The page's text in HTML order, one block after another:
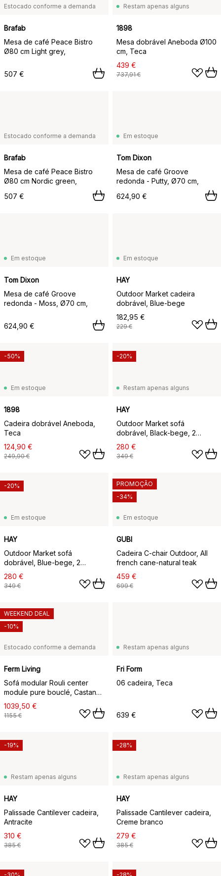
Estocado conforme a demanda
Brafab
Mesa de café Peace Bistro
Ø80 cm Light grey,
507 €
Restam apenas alguns
1898
Mesa dobrável Aneboda Ø100
cm, Teca
439 €
737,91 €
Estocado conforme a demanda
Brafab
Mesa de café Peace Bistro
Ø80 cm Nordic green,
507 €
Em estoque
Tom Dixon
Mesa de café Groove
redonda - Putty, Ø70 cm,
624,90 €
Em estoque
Tom Dixon
Mesa de café Groove
redonda - Moss, Ø70 cm,
624,90 €
Em estoque
HAY
Outdoor Market cadeira
dobrável, Blue-bege
182,95 €
229 €
Em estoque
1898
Cadeira dobrável Aneboda,
Teca
124,90 €
249,90 €
-50%
Restam apenas alguns
HAY
Outdoor Market sofá
dobrável, Black-bege, 2
lugares
280 €
349 €
-20%
Em estoque
HAY
Outdoor Market sofá
dobrável, Blue-bege, 2
lugares
280 €
349 €
-20%
Em estoque
GUBI
Cadeira C-chair Outdoor, All
french cane-natural teak
459 €
699 €
PROMOÇÃO
-34%
Estocado conforme a demanda
Ferm Living
Sofá modular Rouli center
module pure bouclé, Castanho
castanha
1039,50 €
1155 €
WEEKEND DEAL
-10%
Restam apenas alguns
Fri Form
06 cadeira, Teca
639 €
Restam apenas alguns
HAY
Palissade Cantilever cadeira,
Antracite
310 €
385 €
-19%
Restam apenas alguns
HAY
Palissade Cantilever cadeira,
Creme branco
279 €
385 €
-28%